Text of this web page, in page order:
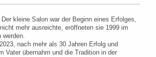
kleine Salon war der Beginn eines Erfolges,
mehr ausreichte, eröffneten sie 1999 im
werden.
nach mehr als 30 Jahren Erfolg und
Vater übernahm und die Tradition in der